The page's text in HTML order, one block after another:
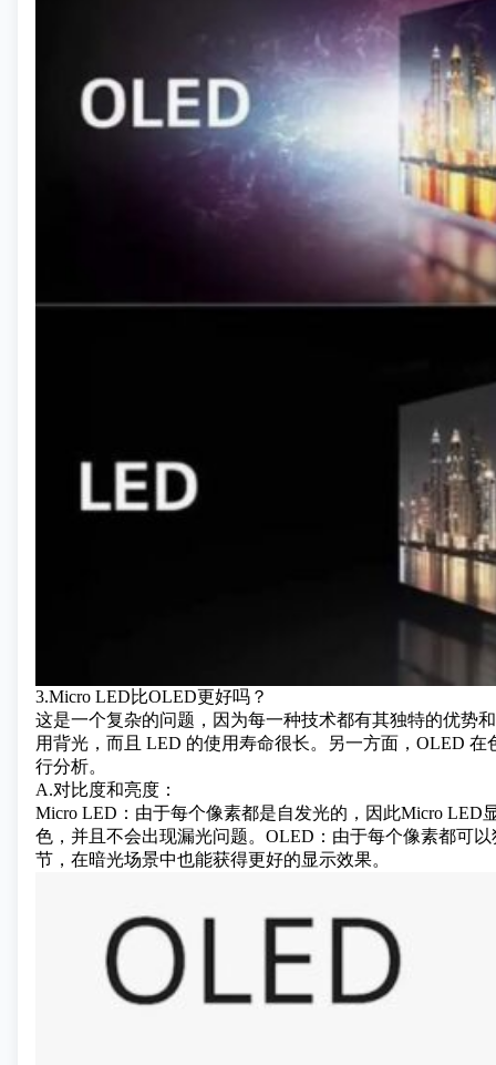
3.Micro LED比OLED更好吗？
这是一个复杂的问题，因为每一种技术都有其独特的优势
用背光，而且 LED 的使用寿命很长。另一方面，OLED
行分析。
A.对比度和亮度：
Micro LED：由于每个像素都是自发光的，因此Micro
色，并且不会出现漏光问题。OLED：由于每个像素都可
节，在暗光场景中也能获得更好的显示效果。